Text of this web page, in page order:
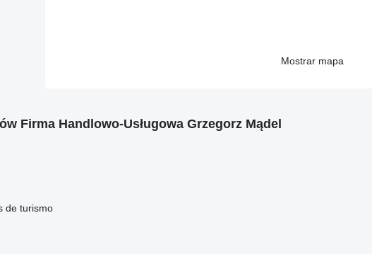
Mostrar mapa
Firma Handlowo-Usługowa Grzegorz Mądel
de turismo